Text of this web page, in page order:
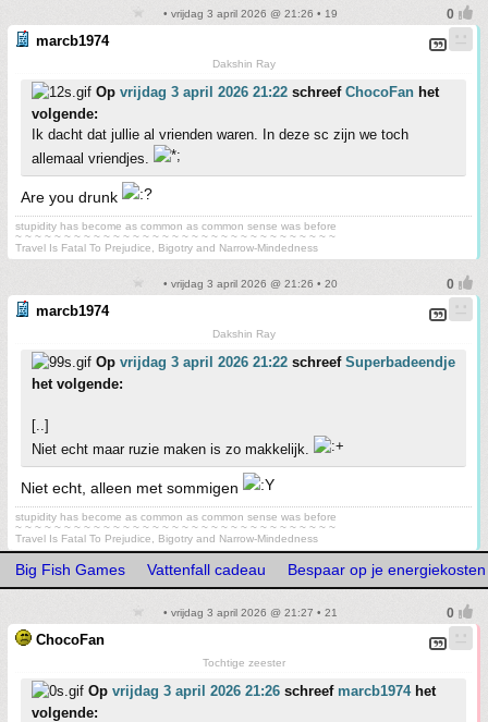
• vrijdag 3 april 2026 @ 21:26 • 19
marcb1974
Dakshin Ray
Op vrijdag 3 april 2026 21:22 schreef ChocoFan het
volgende:
Ik dacht dat jullie al vrienden waren. In deze sc zijn we toch
allemaal vriendjes.
Are you drunk
stupidity has become as common as common sense was before
~ ~ ~ ~ ~ ~ ~ ~ ~ ~ ~ ~ ~ ~ ~ ~ ~ ~ ~ ~ ~ ~ ~ ~ ~ ~ ~ ~ ~ ~ ~ ~ ~
Travel Is Fatal To Prejudice, Bigotry and Narrow-Mindedness
• vrijdag 3 april 2026 @ 21:26 • 20
marcb1974
Dakshin Ray
Op vrijdag 3 april 2026 21:22 schreef Superbadeendje
het volgende:
[..]
Niet echt maar ruzie maken is zo makkelijk.
Niet echt, alleen met sommigen
stupidity has become as common as common sense was before
~ ~ ~ ~ ~ ~ ~ ~ ~ ~ ~ ~ ~ ~ ~ ~ ~ ~ ~ ~ ~ ~ ~ ~ ~ ~ ~ ~ ~ ~ ~ ~ ~
Travel Is Fatal To Prejudice, Bigotry and Narrow-Mindedness
Big Fish Games Vattenfall cadeau Bespaar op je
• vrijdag 3 april 2026 @ 21:27 • 21
ChocoFan
Tochtige zeester
Op vrijdag 3 april 2026 21:26 schreef marcb1974het
volgende: